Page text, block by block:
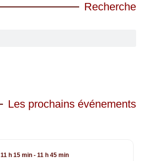
Recherche
Les prochains événements
11 h 15 min - 11 h 45 min